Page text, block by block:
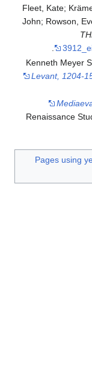
Fleet, Kate;
John; Rowson,
Kenneth Meyer
Levant, 1204-
Renaissance
Pages using